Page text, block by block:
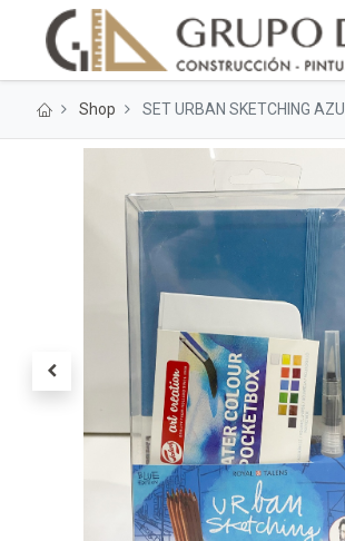
Shop SET URBAN SKETCHING AZUL